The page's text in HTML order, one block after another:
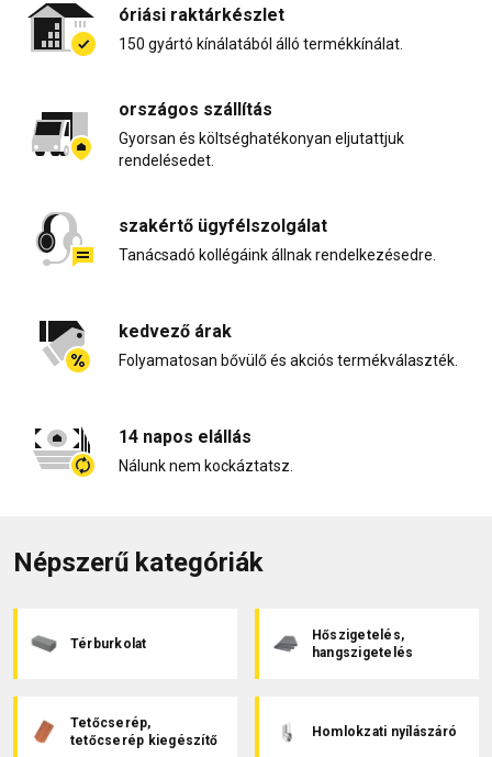
óriási raktárkészlet
150 gyártó kínálatából álló termékkínálat.
országos szállítás
Gyorsan és költséghatékonyan eljutattjuk
rendelésedet.
szakértő ügyfélszolgálat
Tanácsadó kollégáink állnak rendelkezésedre.
kedvező árak
Folyamatosan bővülő és akciós termékválaszték.
14 napos elállás
Nálunk nem kockáztatsz.
Népszerű kategóriák
Térburkolat
Hőszigetelés,
hangszigetelés
Tetőcserép,
tetőcserép kiegészítő
Homlokzati nyílászáró